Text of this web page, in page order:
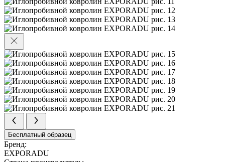
Бесплатный образец
Бренд:
EXPORADU